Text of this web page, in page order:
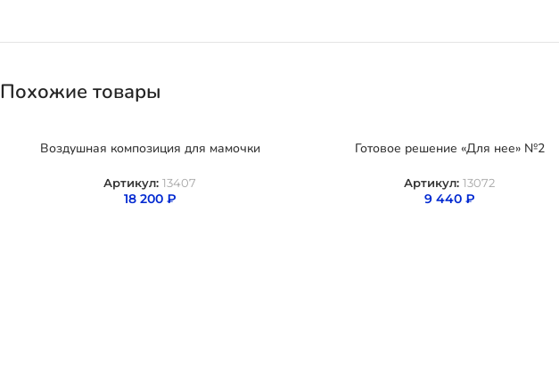
Похожие товары
Воздушная композиция для мамочки
Артикул: 13407
18 200 ₽
Готовое решение «Для нее» №2
Артикул: 13072
9 440 ₽